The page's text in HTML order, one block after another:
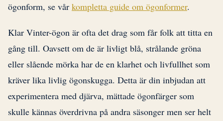
ögonform, se vår kompletta guide om ögonformer.
Klar Vinter-ögon är ofta det drag som får folk att titta en
gång till. Oavsett om de är livligt blå, strålande gröna
eller slående mörka har de en klarhet och livfullhet som
kräver lika livlig ögonskugga. Detta är din inbjudan att
experimentera med djärva, mättade ögonfärger som
skulle kännas överdrivna på andra säsonger men ser helt